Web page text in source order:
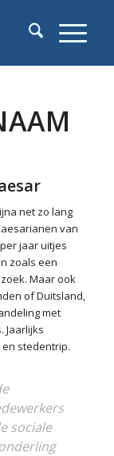
net zo lang
van
jaar uitjes
zoals een
Maar ook
of Duitsland,
met
Jaarlijks
stedentrip.
sociale